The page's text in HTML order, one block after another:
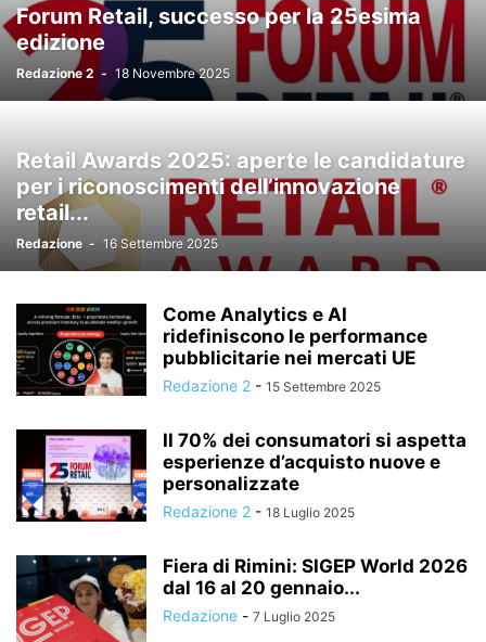
NEGOZI AUTOMATICI NORME E LEGGI PACKAGING
PAGAMENTI DIGITALI PREMI E RICONOSCIMENTI PRIVATE LABEL
PRODOTTI E BRAND PROFESSIONI PROMOZIONI E CONCORSI
PROTAGONISTI PUNTI VENDITA RECENSIONI RETAIL
VIDEO, PODCAST E INTERVISTE
Forum Retail, successo per la 25esima
edizione
Redazione 2 - 18 Novembre 2025
Retail Awards 2025: aperte le candidature
per i riconoscimenti dell’innovazione
retail...
Redazione - 16 Settembre 2025
Come Analytics e AI
ridefiniscono le performance
pubblicitarie nei mercati UE
Redazione 2 - 15 Settembre 2025
Il 70% dei consumatori si aspetta
esperienze d’acquisto nuove e
personalizzate
Redazione 2 - 18 Luglio 2025
Fiera di Rimini: SIGEP World 2026
dal 16 al 20 gennaio...
Redazione - 7 Luglio 2025